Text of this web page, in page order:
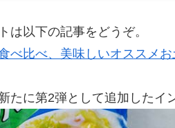
は以下の記事をどうぞ。
べ比べ、美味しいオススメ
たに第2弾として追加したイ